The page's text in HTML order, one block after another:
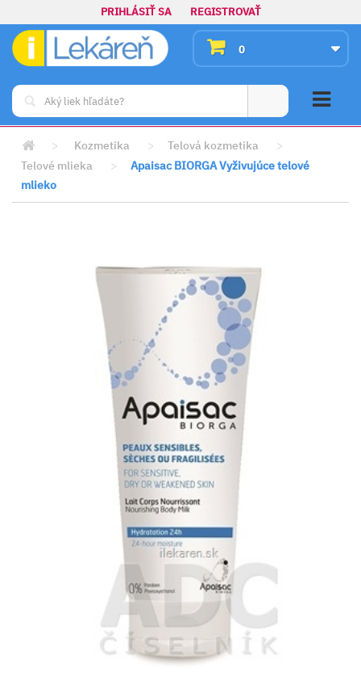
PRIHLÁSIŤ SA REGISTROVAŤ
0
> Kozmetika > Telová kozmetika
>
Telové mlieka
>
Apaisac BIORGA Vyživujúce telové
mlieko